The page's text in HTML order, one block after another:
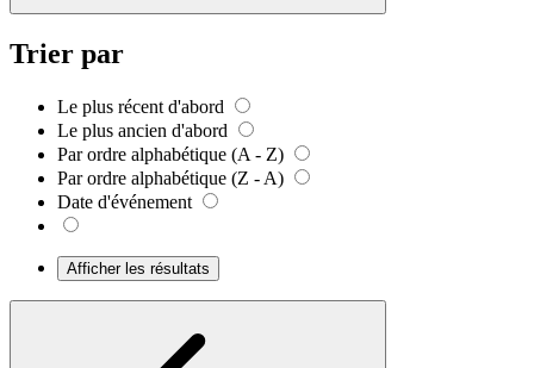
Trier par
Le plus récent d'abord
Le plus ancien d'abord
Par ordre alphabétique (A - Z)
Par ordre alphabétique (Z - A)
Date d'événement
Afficher les résultats